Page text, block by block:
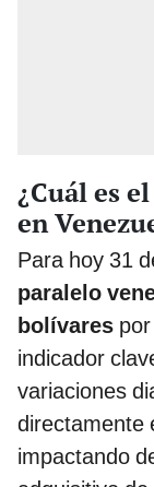
¿Cuál es
en
Para hoy 31
paralelo
bolívares
indicador
variaciones
directamente
impactando